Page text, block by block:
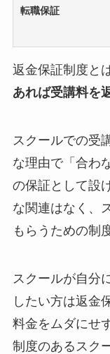
転職保証
返金保証制度とは
あれば受講料を
スクールでの受
な理由で「合わ
の保証として設
な関連はなく、
もらうための制
スクールが自分
したい方は返金
料金をムダにせ
制度のあるスク